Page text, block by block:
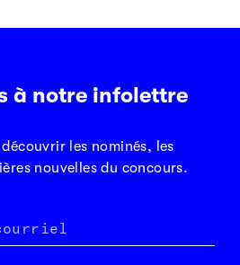
à notre infolettre
les nominés, les
nouvelles du concours.